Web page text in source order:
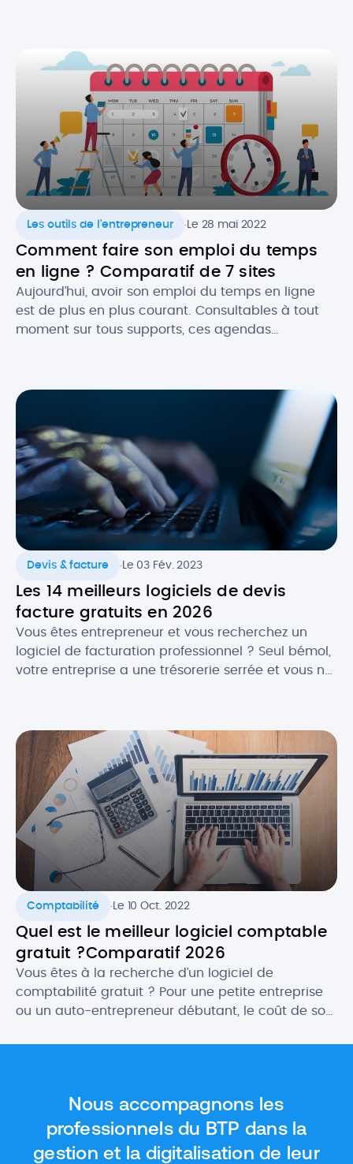
un prospect. Il est donc crucial de ne pas […]
Les outils de l'entrepreneur Le 28 mai 2022
Comment faire son emploi du temps
en ligne ? Comparatif de 7 sites
Aujourd’hui, avoir son emploi du temps en ligne
est de plus en plus courant. Consultables à tout
moment sur tous supports, ces agendas
professionnel. Alors, quels sont les atouts de
l’agenda numérique ? Quels logiciels utiliser pour
faire […]
Devis & facture Le 03 Fév. 2023
Les 14 meilleurs logiciels de devis
facture gratuits en 2026
Vous êtes entrepreneur et vous recherchez un
logiciel de facturation professionnel ? Seul bémol,
votre entreprise a une trésorerie serrée et vous ne
gratuit ET efficace ! Selon vos besoins, il […]
Comptabilité Le 10 Oct. 2022
Quel est le meilleur logiciel comptable
gratuit ?Comparatif 2026
Vous êtes à la recherche d’un logiciel de
comptabilité gratuit ? Pour une petite entreprise
ou un auto-entrepreneur débutant, le coût de son
important. Heureusement, il existe des logiciels
Dans cet article, nous vous donnons […]
Nous accompagnons les
professionnels du BTP dans la
gestion et la digitalisation de leur